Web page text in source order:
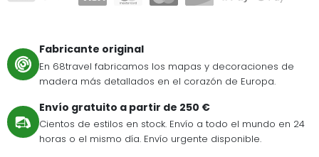
Fabricante original
En 68travel fabricamos los mapas y decoraciones de
madera más detallados en el corazón de Europa.
Envío gratuito a partir de 250 €
Cientos de estilos en stock. Envío a todo el mundo en 24
horas o el mismo día. Envío urgente disponible.